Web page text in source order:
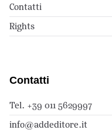
Contatti
Rights
Contatti
Tel. +39 011 5629997
info@addeditore.it